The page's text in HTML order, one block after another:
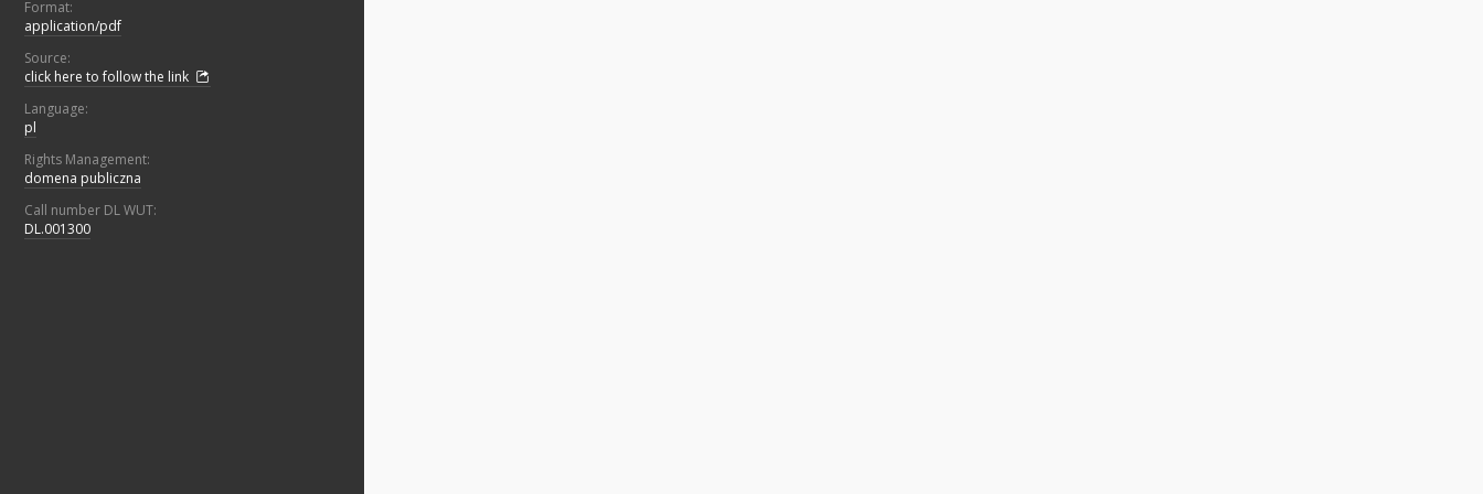
Format:
application/pdf
Source:
click here to follow the link
Language:
pl
Rights Management:
domena publiczna
Call number DL WUT:
DL.001300